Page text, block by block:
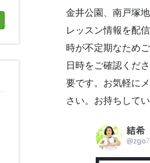
金井公園、南戸塚
レッスン情報を配
時が不定期なため
日時をご確認くだ
要です。お気軽に
さい。お持ちしてい